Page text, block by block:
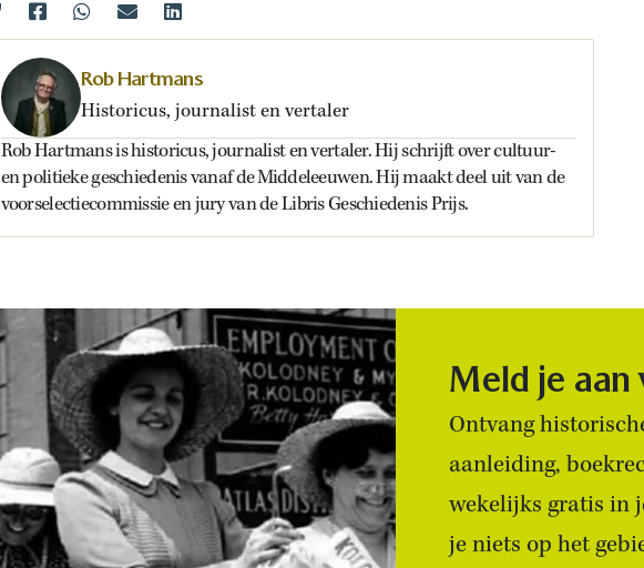
Rob Hartmans
Historicus, journalist en vertaler
Rob Hartmans is historicus, journalist en vertaler. Hij schrijft over cultuur-
en politieke geschiedenis vanaf de Middeleeuwen. Hij maakt deel uit van de
voorselectiecommissie en jury van de Libris Geschiedenis Prijs.
Meld je
Ontvang
aanleiding,
wekelijks gratis in
je niets op het